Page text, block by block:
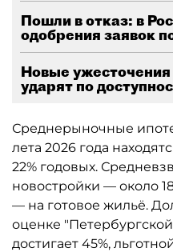
Пошли в отказ: в
одобрения заявок
Новые
ударят по
Среднерыночные
лета 2026 года
22% годовых.
новостройки — около
— на готовое жильё.
оценке
достигает 45%,